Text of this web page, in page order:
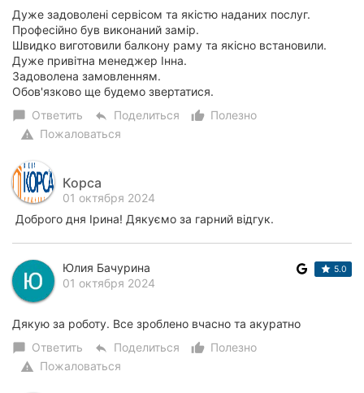
Дуже задоволені сервісом та якістю наданих послуг.
Професійно був виконаний замір.
Швидко виготовили балкону раму та якісно встановили.
Дуже привітна менеджер Інна.
Задоволена замовленням.
Обов'язково ще будемо звертатися.
chat_bubble Ответить reply Поделиться thumb_up_alt
Полезно
warning Пожаловаться
Корса
01 октября 2024
Доброго дня Ірина! Дякуємо за гарний відгук.
Юлия Бачурина
01 октября 2024
5.0
Дякую за роботу. Все зроблено вчасно та акуратно
chat_bubble Ответить reply Поделиться thumb_up_alt
Полезно
warning Пожаловаться